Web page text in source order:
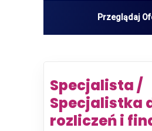
Specjalista /
Specjalistka
rozliczeń i